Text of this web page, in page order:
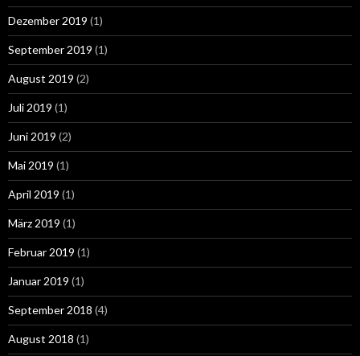
Dezember 2019 (1)
September 2019 (1)
August 2019 (2)
Juli 2019 (1)
Juni 2019 (2)
Mai 2019 (1)
April 2019 (1)
März 2019 (1)
Februar 2019 (1)
Januar 2019 (1)
September 2018 (4)
August 2018 (1)